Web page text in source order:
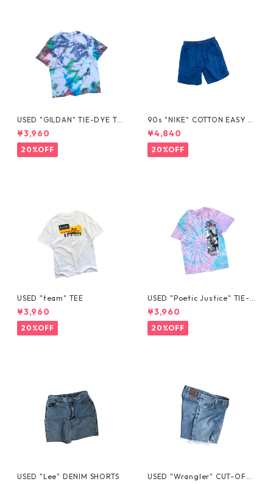
USED "GILDAN" TIE-DYE TE
E
¥3,960
20%OFF
90s "NIKE" COTTON EASY S
HORTS
¥4,840
20%OFF
USED "team" TEE
¥3,960
20%OFF
USED "Poetic Justice" TIE-D
YE TEE
¥3,960
20%OFF
USED "Lee" DENIM SHORTS
USED "Wrangler" CUT-OFF